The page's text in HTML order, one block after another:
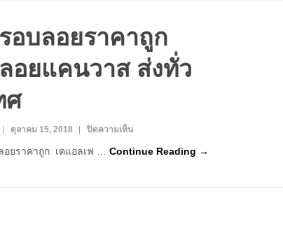
อบลอยราคาถูก
อยแคนวาส ส่งทั่ว
ศ
ตุลาคม 15, 2018 ปิดความเห็นบน
กรอบ
อยราคาถูก เคแอลเฟ … Continue Reading →